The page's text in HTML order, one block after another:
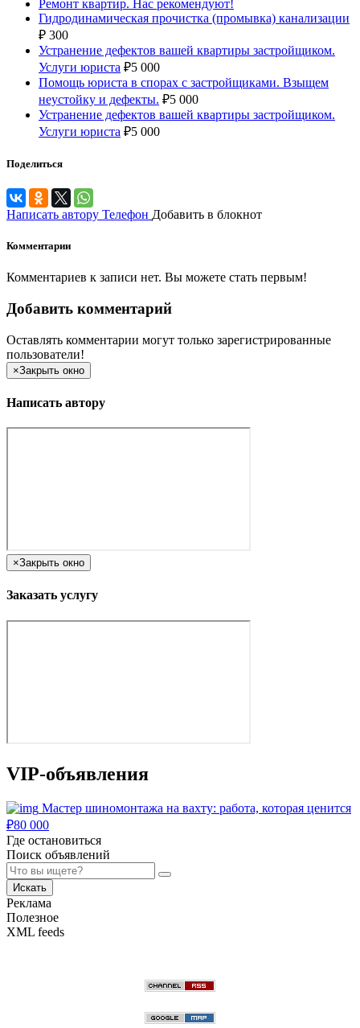
Ремонт квартир. Нас рекомендуют!
Гидродинамическая прочистка (промывка) канализации
₽ 300
Устранение дефектов вашей квартиры застройщиком.
Услуги юриста ₽5 000
Помощь юриста в спорах с застройщиками. Взыщем
неустойку и дефекты. ₽5 000
Устранение дефектов вашей квартиры застройщиком.
Услуги юриста ₽5 000
Поделиться
Написать автору Телефон Добавить в блокнот
Комментарии
Комментариев к записи нет. Вы можете стать первым!
Добавить комментарий
Оставлять комментарии могут только зарегистрированные
пользователи!
×Закрыть окно
Написать автору
×Закрыть окно
Заказать услугу
VIP-объявления
Мастер шиномонтажа на вахту: работа, которая ценится
₽80 000
Где остановиться
Поиск объявлений
Искать
Реклама
Полезное
XML feeds